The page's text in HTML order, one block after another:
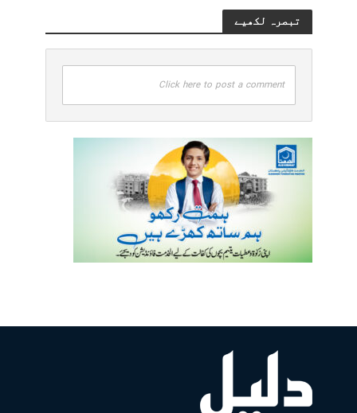
تبصرہ لکھیے
Click here to post a comment